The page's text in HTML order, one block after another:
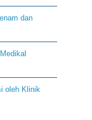
dan
oleh Klinik